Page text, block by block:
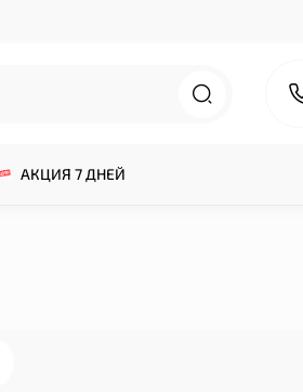
АКЦИЯ 7 ДНЕЙ